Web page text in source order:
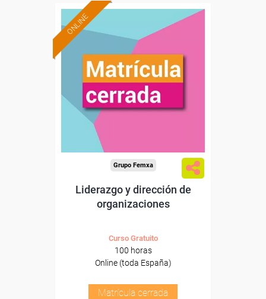
ONLINE
Grupo Femxa
Liderazgo y dirección de
organizaciones
Curso Gratuito
100 horas
Online (toda España)
Matrícula cerrada